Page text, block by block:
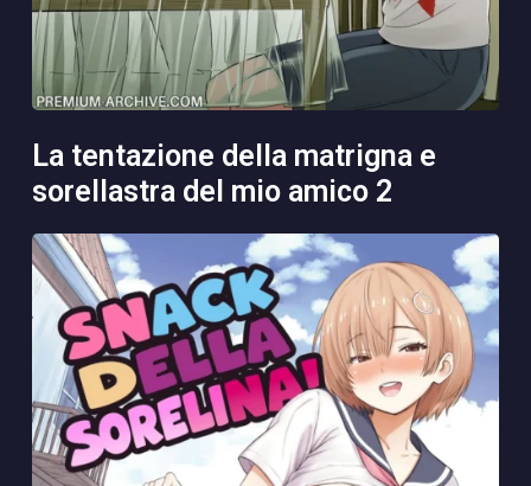
la tentazione della matrigna e
sorellastra del mio amico 2